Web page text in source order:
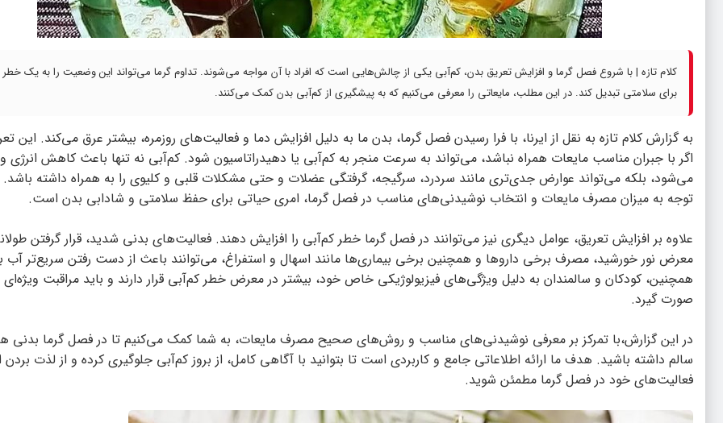
کلام تازه | با شروع فصل گرما و افزایش تعریق بدن، کم‌آبی یکی از چالش‌هایی است که افراد با آن مواجه می‌شوند. تداوم گرما می‌تواند این وضعیت را به یک
برای سلامتی تبدیل کند. در این مطلب، مایعاتی را معرفی می‌کنیم که به پیشگیری از کم‌آبی بدن کمک می‌کنند.
به گزارش کلام تازه به نقل از ایرنا، با فرا رسیدن فصل گرما، بدن ما به دلیل افزایش دما و فعالیت‌های روزمره، بیشتر عرق می‌کند. این
اگر با جبران مناسب مایعات همراه نباشد، می‌تواند به سرعت منجر به کم‌آبی یا دهیدراتاسیون شود. کم‌آبی نه تنها باعث کاهش
می‌شود، بلکه می‌تواند عوارض جدی‌تری مانند سردرد، سرگیجه، گرفتگی عضلات و حتی مشکلات قلبی و کلیوی را به همراه داشته باشد.
توجه به میزان مصرف مایعات و انتخاب نوشیدنی‌های مناسب در فصل گرما، امری حیاتی برای حفظ سلامتی و شادابی بدن است.
علاوه بر افزایش تعریق، عوامل دیگری نیز می‌توانند در فصل گرما خطر کم‌آبی را افزایش دهند. فعالیت‌های بدنی شدید، قرار گرفتن
معرض نور خورشید، مصرف برخی داروها و همچنین برخی بیماری‌ها مانند اسهال و استفراغ، می‌توانند باعث از دست رفتن سریع‌تر آب
همچنین، کودکان و سالمندان به دلیل ویژگی‌های فیزیولوژیکی خاص خود، بیشتر در معرض خطر کم‌آبی قرار دارند و باید مراقبت ویژه‌ای
صورت گیرد.
در این گزارش،با تمرکز بر معرفی نوشیدنی‌های مناسب و روش‌های صحیح مصرف مایعات، به شما کمک می‌کنیم تا در فصل گرما بدنی
سالم داشته باشید. هدف ما ارائه اطلاعاتی جامع و کاربردی است تا بتوانید با آگاهی کامل، از بروز کم‌آبی جلوگیری کرده و از لذت بردن
فعالیت‌های خود در فصل گرما مطمئن شوید.